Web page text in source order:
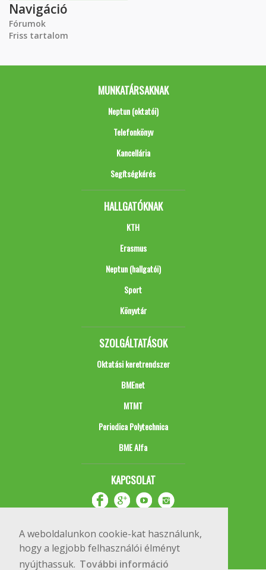
A weboldalunkon cookie-kat használunk,
hogy a legjobb felhasználói élményt
nyújthassuk. További információ
Navigáció
Fórumok
Friss tartalom
MUNKATÁRSAKNAK
Neptun (oktatói)
Telefonkönyv
Kancellária
Segítségkérés
HALLGATÓKNAK
KTH
Erasmus
Neptun (hallgatói)
Sport
Könyvtár
SZOLGÁLTATÁSOK
Oktatási keretrendszer
BMEnet
MTMT
Periodica Polytechnica
BME Alfa
KAPCSOLAT